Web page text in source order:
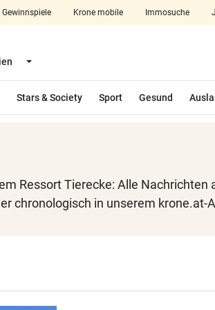
Gewinnspiele Krone mobile Immosuche
Menü aufklappen
Stars & Society Sport Gesund
Ressort Tierecke: Alle Nachrichten
chronologisch in unserem krone.at-